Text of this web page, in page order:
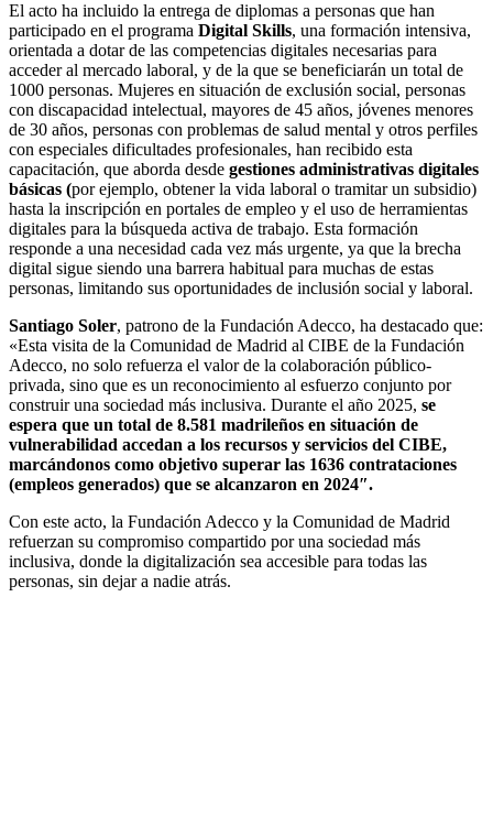
El acto ha incluido la entrega de diplomas a personas que han
participado en el programa Digital Skills, una formación intensiva,
orientada a dotar de las competencias digitales necesarias para
acceder al mercado laboral, y de la que se beneficiarán un total de
1000 personas. Mujeres en situación de exclusión social, personas
con discapacidad intelectual, mayores de 45 años, jóvenes menores
de 30 años, personas con problemas de salud mental y otros perfiles
con especiales dificultades profesionales, han recibido esta
capacitación, que aborda desde gestiones administrativas digitales
básicas (por ejemplo, obtener la vida laboral o tramitar un subsidio)
hasta la inscripción en portales de empleo y el uso de herramientas
digitales para la búsqueda activa de trabajo. Esta formación
responde a una necesidad cada vez más urgente, ya que la brecha
digital sigue siendo una barrera habitual para muchas de estas
personas, limitando sus oportunidades de inclusión social y laboral.
Santiago Soler, patrono de la Fundación Adecco, ha destacado que:
«Esta visita de la Comunidad de Madrid al CIBE de la Fundación
Adecco, no solo refuerza el valor de la colaboración público-
privada, sino que es un reconocimiento al esfuerzo conjunto por
construir una sociedad más inclusiva. Durante el año 2025, se
espera que un total de 8.581 madrileños en situación de
vulnerabilidad accedan a los recursos y servicios del CIBE,
marcándonos como objetivo superar las 1636 contrataciones
(empleos generados) que se alcanzaron en 2024″.
Con este acto, la Fundación Adecco y la Comunidad de Madrid
refuerzan su compromiso compartido por una sociedad más
inclusiva, donde la digitalización sea accesible para todas las
personas, sin dejar a nadie atrás.